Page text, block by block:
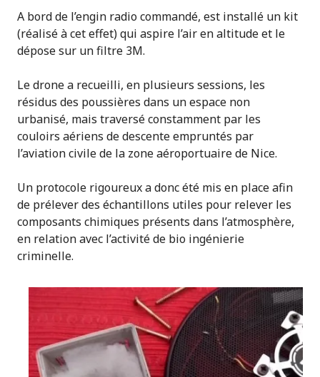
A bord de l’engin radio commandé, est installé un kit
(réalisé à cet effet) qui aspire l’air en altitude et le
dépose sur un filtre 3M.
Le drone a recueilli, en plusieurs sessions, les
résidus des poussières dans un espace non
urbanisé, mais traversé constamment par les
couloirs aériens de descente empruntés par
l’aviation civile de la zone aéroportuaire de Nice.
Un protocole rigoureux a donc été mis en place afin
de prélever des échantillons utiles pour relever les
composants chimiques présents dans l’atmosphère,
en relation avec l’activité de bio ingénierie
criminelle.